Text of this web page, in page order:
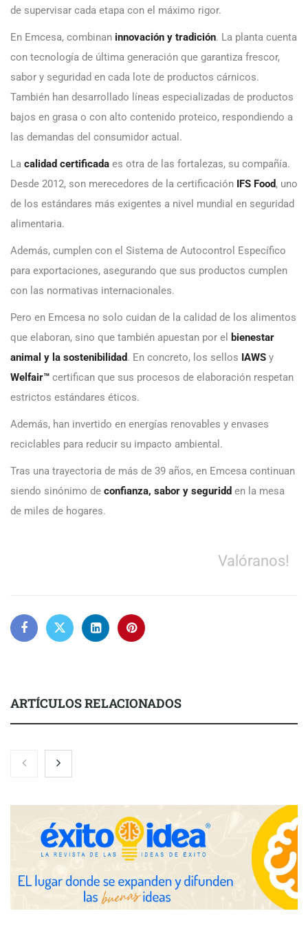
de supervisar cada etapa con el máximo rigor.
En Emcesa, combinan innovación y tradición. La planta cuenta
con tecnología de última generación que garantiza frescor,
sabor y seguridad en cada lote de productos cárnicos.
También han desarrollado líneas especializadas de productos
bajos en grasa o con alto contenido proteico, respondiendo a
las demandas del consumidor actual.
La calidad certificada es otra de las fortalezas, su compañía.
Desde 2012, son merecedores de la certificación
IFS Food, uno
de los estándares más exigentes a nivel mundial en seguridad
alimentaria.
Además, cumplen con el Sistema de Autocontrol Específico
para exportaciones, asegurando que sus productos cumplen
con las normativas internacionales.
Pero en Emcesa no solo cuidan de la calidad de los alimentos
que elaboran, sino que también apuestan por el bienestar
animal y la sostenibilidad. En concreto, los sellos IAWS y
Welfair™ certifican que sus procesos de elaboración respetan
estrictos estándares éticos.
Además, han invertido en energías renovables y envases
reciclables para reducir su impacto ambiental.
Tras una trayectoria de más de 39 años, en Emcesa continuan
siendo sinónimo de confianza, sabor y seguridd en la mesa
de miles de hogares.
Valóranos!
ARTÍCULOS RELACIONADOS